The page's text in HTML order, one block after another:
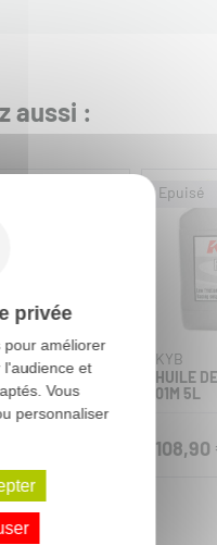
aussi :
FOURCHE
SD1 5L
KYB
HUILE
01M 5L
108,90
privée
pour améliorer
l'audience et
Vous
personnaliser